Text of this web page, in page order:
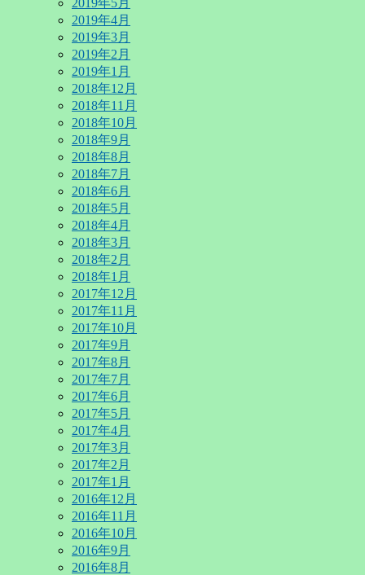
2019年4月
2019年3月
2019年2月
2019年1月
2018年12月
2018年11月
2018年10月
2018年9月
2018年8月
2018年7月
2018年6月
2018年5月
2018年4月
2018年3月
2018年2月
2018年1月
2017年12月
2017年11月
2017年10月
2017年9月
2017年8月
2017年7月
2017年6月
2017年5月
2017年4月
2017年3月
2017年2月
2017年1月
2016年12月
2016年11月
2016年10月
2016年9月
2016年8月